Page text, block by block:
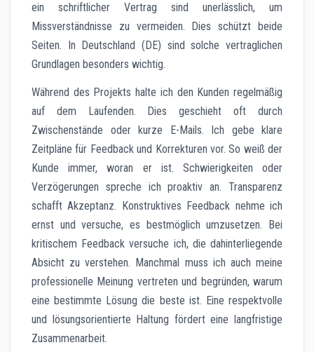
ein schriftlicher Vertrag sind unerlässlich, um
Missverständnisse zu vermeiden. Dies schützt beide
Seiten. In Deutschland (DE) sind solche vertraglichen
Grundlagen besonders wichtig.
Während des Projekts halte ich den Kunden regelmäßig
auf dem Laufenden. Dies geschieht oft durch
Zwischenstände oder kurze E-Mails. Ich gebe klare
Zeitpläne für Feedback und Korrekturen vor. So weiß der
Kunde immer, woran er ist. Schwierigkeiten oder
Verzögerungen spreche ich proaktiv an. Transparenz
schafft Akzeptanz. Konstruktives Feedback nehme ich
ernst und versuche, es bestmöglich umzusetzen. Bei
kritischem Feedback versuche ich, die dahinterliegende
Absicht zu verstehen. Manchmal muss ich auch meine
professionelle Meinung vertreten und begründen, warum
eine bestimmte Lösung die beste ist. Eine respektvolle
und lösungsorientierte Haltung fördert eine langfristige
Zusammenarbeit.